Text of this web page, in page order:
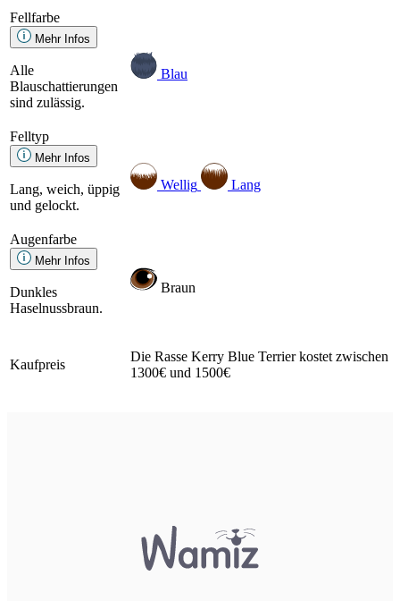
Fellfarbe
Mehr Infos
Alle
Blauschattierungen
sind zulässig.
Blau
Felltyp
Mehr Infos
Lang, weich, üppig
und gelockt.
Wellig Lang
Augenfarbe
Mehr Infos
Dunkles
Haselnussbraun.
Braun
Kaufpreis
Die Rasse Kerry Blue Terrier kostet zwischen
1300€ und 1500€